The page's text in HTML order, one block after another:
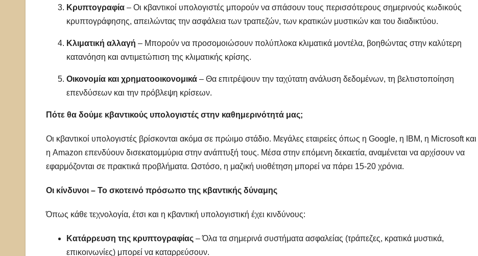
Κρυπτογραφία – Οι κβαντικοί υπολογιστές μπορούν να σπάσουν τους περισσότερους σημερινούς κωδικούς
κρυπτογράφησης, απειλώντας την ασφάλεια των τραπεζών, των κρατικών μυστικών και του διαδικτύου.
Κλιματική αλλαγή – Μπορούν να προσομοιώσουν πολύπλοκα κλιματικά μοντέλα, βοηθώντας στην καλύτερη
κατανόηση και αντιμετώπιση της κλιματικής κρίσης.
Οικονομία και χρηματοοικονομικά – Θα επιτρέψουν την ταχύτατη ανάλυση δεδομένων, τη βελτιστοποίηση
επενδύσεων και την πρόβλεψη κρίσεων.
Πότε θα δούμε κβαντικούς υπολογιστές στην καθημερινότητά μας;
Οι κβαντικοί υπολογιστές βρίσκονται ακόμα σε πρώιμο στάδιο. Μεγάλες εταιρείες όπως η Google, η IBM, η Microsoft και
η Amazon επενδύουν δισεκατομμύρια στην ανάπτυξή τους. Μέσα στην επόμενη δεκαετία, αναμένεται να αρχίσουν να
εφαρμόζονται σε πρακτικά προβλήματα. Ωστόσο, η μαζική υιοθέτηση μπορεί να πάρει 15-20 χρόνια.
Οι κίνδυνοι – Το σκοτεινό πρόσωπο της κβαντικής δύναμης
Όπως κάθε τεχνολογία, έτσι και η κβαντική υπολογιστική έχει κινδύνους:
Κατάρρευση της κρυπτογραφίας – Όλα τα σημερινά συστήματα ασφαλείας (τράπεζες, κρατικά μυστικά,
επικοινωνίες) μπορεί να καταρρεύσουν.